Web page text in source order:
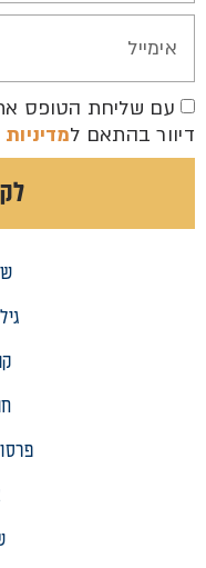
עם שליחת הטופס
דיוור בהתאם ל